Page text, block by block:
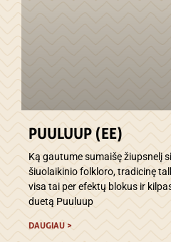
PUULUUP (EE)
Ką gautume sumaišę žiupsnelį
šiuolaikinio folkloro, tradicinę
visa tai per efektų blokus ir
duetą Puuluup
DAUGIAU >